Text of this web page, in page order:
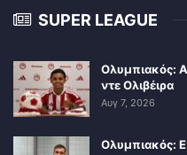
SUPER LEAGUE
Ολυμπιακός:
ντε Ολιβέιρα
Αυγ 7, 2026
Ολυμπιακός: